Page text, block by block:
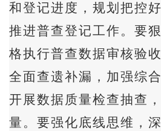
和登记进度，规划把控
推进普查登记工作。要
格执行普查数据审核验
全面查遗补漏，加强综
开展数据质量检查抽查
量。要强化底线思维，